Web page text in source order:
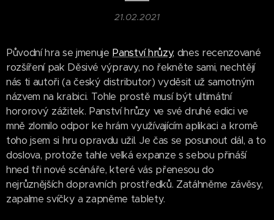
21.02.2021
Původní hra se jmenuje Panství hrůzy, dnes recenzované
rozšíření pak Děsivé výpravy, no řekněte sami, nechtějí
nás ti autoři (a český distributor) vyděsit už samotným
názvem na krabici. Tohle prostě musí být ultimátní
hororový zážitek. Panství hrůzy ve své druhé edici ve
mně zlomilo odpor ke hrám využívajícím aplikaci a kromě
toho jsem si hru opravdu užil. Je čas se posunout dál, a to
doslova, protože tahle velká expanze s sebou přináší
hned tři nové scénáře, které vás přenesou do
nejrůznějších dopravních prostředků. Zatáhněme závěsy,
zapalme svíčky a zapněme tablety.